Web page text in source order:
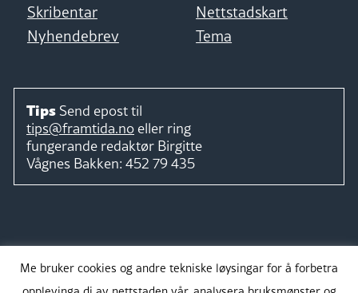
Skribentar
Nettstadskart
Nyhendebrev
Tema
Tips Send epost til
tips@framtida.no eller ring
fungerande redaktør Birgitte
Vågnes Bakken: 452 79 435
Me bruker cookies og andre tekniske løysingar for å forbetra